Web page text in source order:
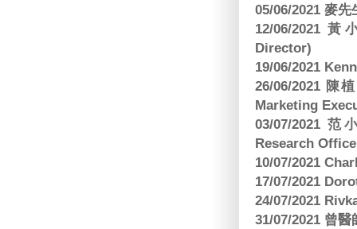
05/06/2021 麥
12/06/2021
Director)
19/06/2021
26/06/2021 陳
Marketing
03/07/2021 范
Research
10/07/2021
17/07/2021
24/07/2021
31/07/2021 曾